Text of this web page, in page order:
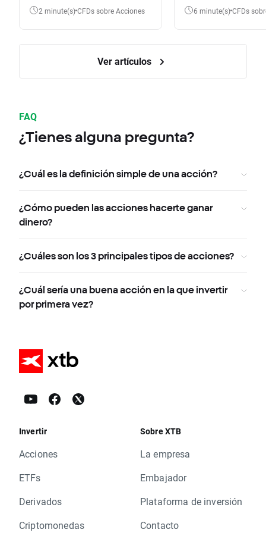
diferencia?
2 minute(s) CFDs sobre Acciones 6 minute(s) CFDs
Ver artículos
FAQ
¿Tienes alguna pregunta?
¿Cuál es la definición simple de una acción?
¿Cómo pueden las acciones hacerte ganar
dinero?
¿Cuáles son los 3 principales tipos de acciones?
¿Cuál sería una buena acción en la que invertir
por primera vez?
Invertir
Acciones
ETFs
Derivados
Criptomonedas
Sobre XTB
La empresa
Embajador
Plataforma de inversión
Contacto